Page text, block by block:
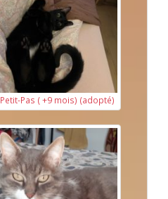
Petit-Pas ( +9 mois) (adopté)